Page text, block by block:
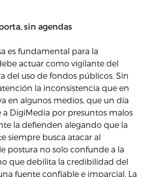
sin agendas
es fundamental para la
actuar como vigilante del
del uso de fondos públicos. Sin
la inconsistencia que en
en algunos medios, que un día
DigiMedia por presuntos malos
la defienden alegando que la
siempre busca atacar al
postura no solo confunde a la
que debilita la credibilidad del
fuente confiable e imparcial. La